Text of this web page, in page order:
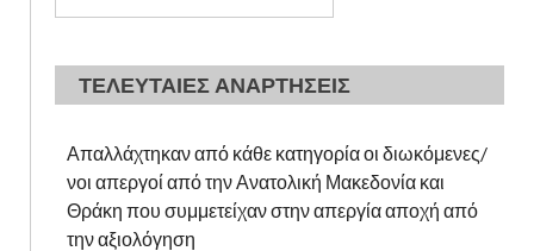
ΤΕΛΕΥΤΑΙΕΣ ΑΝΑΡΤΗΣΕΙΣ
Απαλλάχτηκαν από κάθε κατηγορία οι διωκόμενες/
νοι απεργοί από την Ανατολική Μακεδονία και
Θράκη που συμμετείχαν στην απεργία αποχή από
την αξιολόγηση